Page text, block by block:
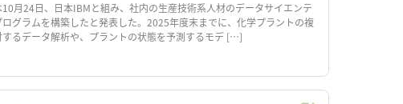
月24日、日本IBMと組み、社内の生産技術系人材のデータサイエンテ
グラムを構築したと発表した。2025年度末までに、化学プラントの複
るデータ解析や、プラントの状態を予測するモデ […]